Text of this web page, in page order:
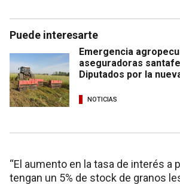
Puede interesarte
Emergencia
aseguradoras
Diputados por la
NOTICIAS
“El aumento en la tasa de interés a
tengan un 5% de stock de granos